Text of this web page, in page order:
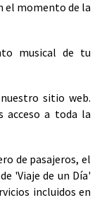
el momento de la
musical de tu
sitio web.
acceso a toda la
de pasajeros, el
'Viaje de un Día'
incluidos en